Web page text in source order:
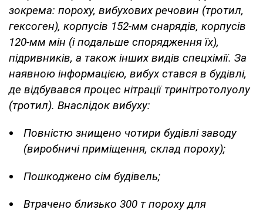
зокрема: пороху, вибухових речовин (тротил,
гексоген), корпусів 152-мм снарядів, корпусів
120-мм мін (і подальше спорядження їх),
підривників, а також інших видів спецхімії. За
наявною інформацією, вибух стався в будівлі,
де відбувався процес нітрації тринітротолуолу
(тротил). Внаслідок вибуху:
Повністю знищено чотири будівлі заводу
(виробничі приміщення, склад пороху);
Пошкоджено сім будівель;
Втрачено близько 300 т пороху для